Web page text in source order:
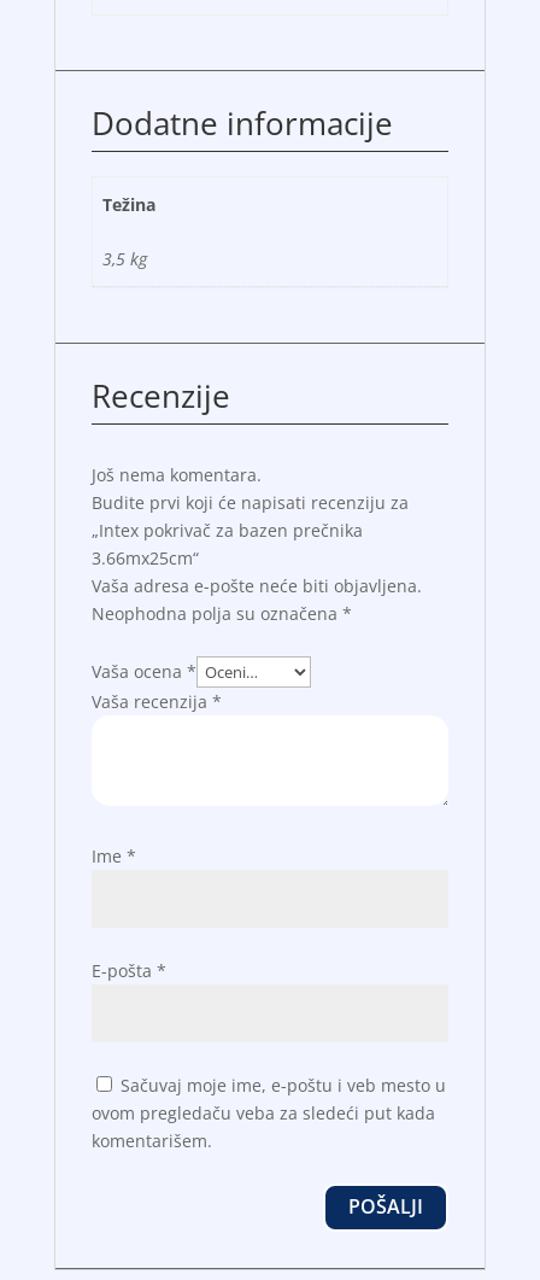
Dodatne informacije
Težina
3,5 kg
Recenzije
Još nema komentara.
Budite prvi koji će napisati recenziju za
„Intex pokrivač za bazen prečnika
3.66mx25cm“
Vaša adresa e-pošte neće biti objavljena.
Neophodna polja su označena *
Vaša ocena *
Vaša recenzija *
Ime *
E-pošta *
Sačuvaj moje ime, e-poštu i veb mesto u
ovom pregledaču veba za sledeći put kada
komentarišem.